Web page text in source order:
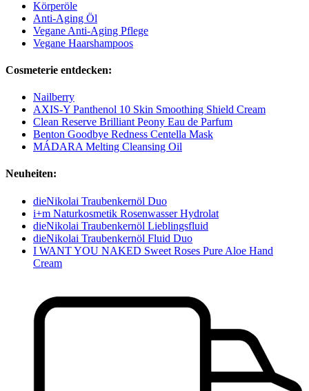
Körperöle
Anti-Aging Öl
Vegane Anti-Aging Pflege
Vegane Haarshampoos
Cosmeterie entdecken:
Nailberry
AXIS-Y Panthenol 10 Skin Smoothing Shield Cream
Clean Reserve Brilliant Peony Eau de Parfum
Benton Goodbye Redness Centella Mask
MÁDARA Melting Cleansing Oil
Neuheiten:
dieNikolai Traubenkernöl Duo
i+m Naturkosmetik Rosenwasser Hydrolat
dieNikolai Traubenkernöl Lieblingsfluid
dieNikolai Traubenkernöl Fluid Duo
I WANT YOU NAKED Sweet Roses Pure Aloe Hand
Cream